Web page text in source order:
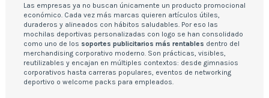
Las empresas ya no buscan únicamente un producto promocional
económico. Cada vez más marcas quieren artículos útiles,
duraderos y alineados con hábitos saludables. Por eso las
mochilas deportivas personalizadas con logo se han consolidado
como uno de los soportes publicitarios más rentables dentro del
merchandising corporativo moderno. Son prácticas, visibles,
reutilizables y encajan en múltiples contextos: desde gimnasios
corporativos hasta carreras populares, eventos de networking
deportivo o welcome packs para empleados.